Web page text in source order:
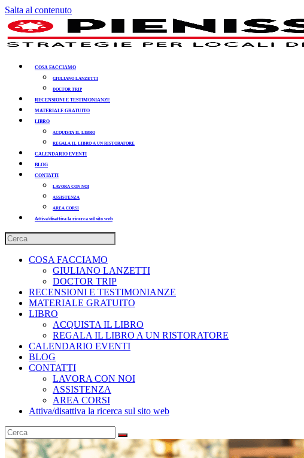
Salta al contenuto
COSA FACCIAMO
GIULIANO LANZETTI
DOCTOR TRIP
RECENSIONI E TESTIMONIANZE
MATERIALE GRATUITO
LIBRO
ACQUISTA IL LIBRO
REGALA IL LIBRO A UN RISTORATORE
CALENDARIO EVENTI
BLOG
CONTATTI
LAVORA CON NOI
ASSISTENZA
AREA CORSI
Attiva/disattiva la ricerca sul sito web
COSA FACCIAMO
GIULIANO LANZETTI
DOCTOR TRIP
RECENSIONI E TESTIMONIANZE
MATERIALE GRATUITO
LIBRO
ACQUISTA IL LIBRO
REGALA IL LIBRO A UN RISTORATORE
CALENDARIO EVENTI
BLOG
CONTATTI
LAVORA CON NOI
ASSISTENZA
AREA CORSI
Attiva/disattiva la ricerca sul sito web